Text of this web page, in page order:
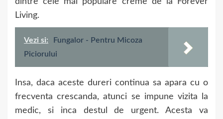
Living.
Vezi si:
Fungalor - Pentru Micoza
Piciorului
Insa, daca aceste dureri continua sa apara cu o
frecventa crescanda, atunci se impune vizita la
medic, si inca destul de urgent. Acesta va